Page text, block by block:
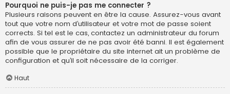
Pourquoi ne puis-je pas me connecter ?
Plusieurs raisons peuvent en être la cause. Assurez-vous avant
tout que votre nom d’utilisateur et votre mot de passe soient
corrects. Si tel est le cas, contactez un administrateur du forum
afin de vous assurer de ne pas avoir été banni. Il est également
possible que le propriétaire du site internet ait un problème de
configuration et qu’il soit nécessaire de la corriger.
Haut